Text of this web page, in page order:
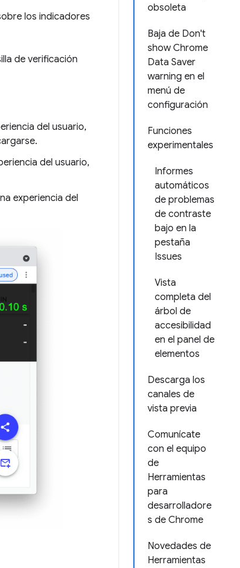
obsoleta
Baja de Don't
show Chrome
Data Saver
warning en el
menú de
configuración
Funciones
experimentales
Informes
automáticos
de problemas
de contraste
bajo en la
pestaña
Issues
Vista
completa del
árbol de
accesibilidad
en el panel de
elementos
Descarga los
canales de
vista previa
Comunícate
con el equipo
de
Herramientas
para
desarrolladore
s de Chrome
Novedades de
Herramientas
los indicadores
de verificación
del usuario,
del usuario,
experiencia del